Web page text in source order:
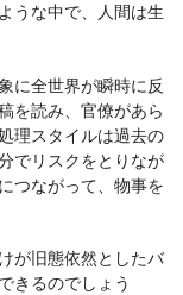
うな中で、人間は生
に全世界が瞬時に反
を読み、官僚があら
理スタイルは過去の
でリスクをとりなが
つながって、物事を
が旧態依然としたバ
きるのでしょう